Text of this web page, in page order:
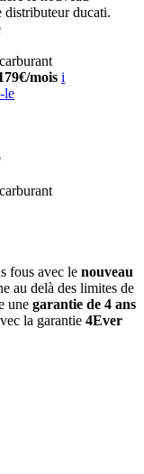
ducati.
mois i
le
fous avec le nouveau
au delà des limites de
une garantie de 4 ans
la garantie 4Ever